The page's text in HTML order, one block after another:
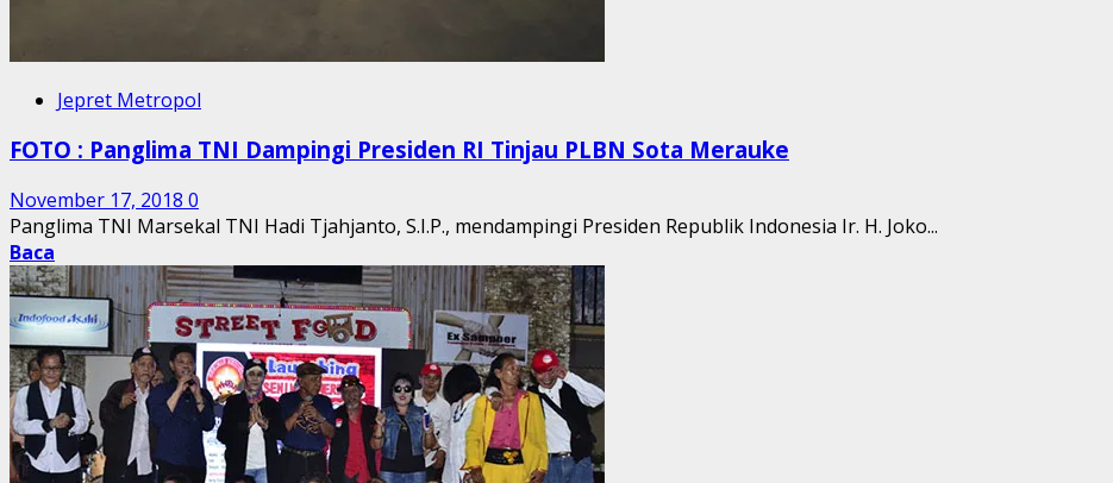
Jepret Metropol
FOTO : Panglima TNI Dampingi Presiden RI Tinjau PLBN Sota Merauke
November 17, 2018 0
Panglima TNI Marsekal TNI Hadi Tjahjanto, S.I.P., mendampingi Presiden Republik Indonesia Ir. H. Joko...
Baca